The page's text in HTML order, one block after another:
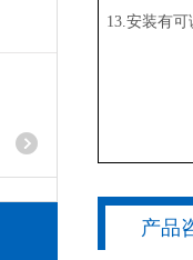
13.安装有
产品